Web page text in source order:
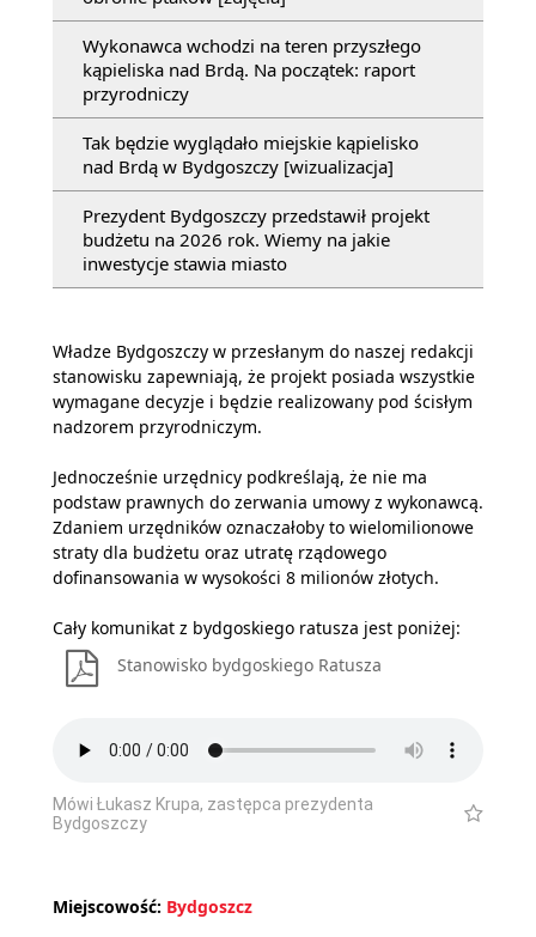
Wykonawca wchodzi na teren przyszłego
kąpieliska nad Brdą. Na początek: raport
przyrodniczy
Tak będzie wyglądało miejskie kąpielisko
nad Brdą w Bydgoszczy [wizualizacja]
Prezydent Bydgoszczy przedstawił projekt
budżetu na 2026 rok. Wiemy na jakie
inwestycje stawia miasto
Władze Bydgoszczy w przesłanym do naszej redakcji
stanowisku zapewniają, że projekt posiada wszystkie
wymagane decyzje i będzie realizowany pod ścisłym
nadzorem przyrodniczym.
Jednocześnie urzędnicy podkreślają, że nie ma
podstaw prawnych do zerwania umowy z wykonawcą.
Zdaniem urzędników oznaczałoby to wielomilionowe
straty dla budżetu oraz utratę rządowego
dofinansowania w wysokości 8 milionów złotych.
Cały komunikat z bydgoskiego ratusza jest poniżej:
Stanowisko bydgoskiego Ratusza
Mówi Łukasz Krupa, zastępca prezydenta
Bydgoszczy
Miejscowość: Bydgoszcz